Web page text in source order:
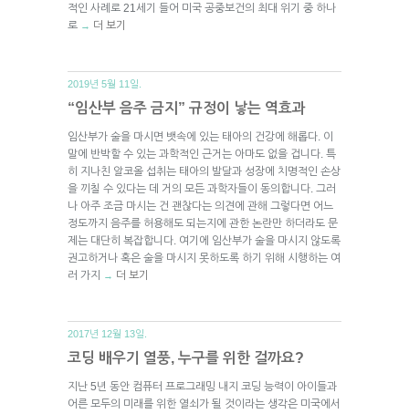
적인 사례로 21세기 들어 미국 공중보건의 최대 위기 중 하나
로 → 더 보기
2019년 5월 11일.
“임산부 음주 금지” 규정이 낳는 역효과
임산부가 술을 마시면 뱃속에 있는 태아의 건강에 해롭다. 이
말에 반박할 수 있는 과학적인 근거는 아마도 없을 겁니다. 특
히 지나친 알코올 섭취는 태아의 발달과 성장에 치명적인 손상
을 끼칠 수 있다는 데 거의 모든 과학자들이 동의합니다. 그러
나 아주 조금 마시는 건 괜찮다는 의견에 관해 그렇다면 어느
정도까지 음주를 허용해도 되는지에 관한 논란만 하더라도 문
제는 대단히 복잡합니다. 여기에 임산부가 술을 마시지 않도록
권고하거나 혹은 술을 마시지 못하도록 하기 위해 시행하는 여
러 가지
→ 더 보기
2017년 12월 13일.
코딩 배우기 열풍, 누구를 위한 걸까요?
지난 5년 동안 컴퓨터 프로그래밍 내지 코딩 능력이 아이들과
어른 모두의 미래를 위한 열쇠가 될 것이라는 생각은 미국에서